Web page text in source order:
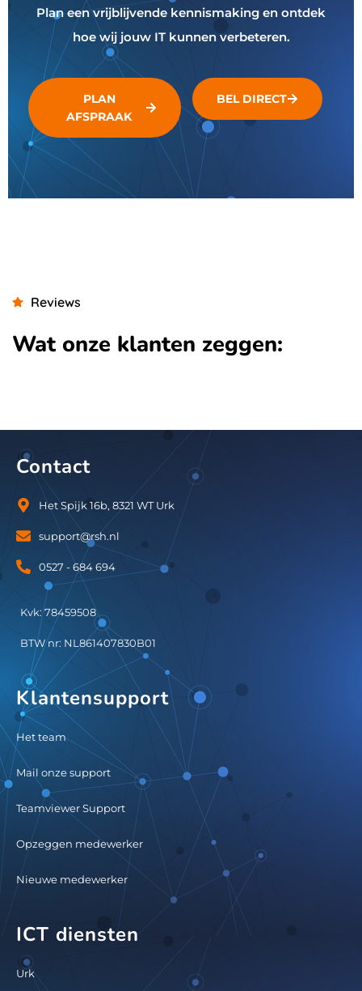
Plan een vrijblijvende kennismaking en ontdek
hoe wij jouw IT kunnen verbeteren.
PLAN
AFSPRAAK
BEL DIRECT
Reviews
Wat onze klanten zeggen:
Contact
Het Spijk 16b, 8321 WT Urk
support@rsh.nl
0527 - 684 694
Kvk: 78459508
BTW nr: NL861407830B01
Klantensupport
Het team
Mail onze support
Teamviewer Support
Opzeggen medewerker
Nieuwe medewerker
ICT diensten
Urk